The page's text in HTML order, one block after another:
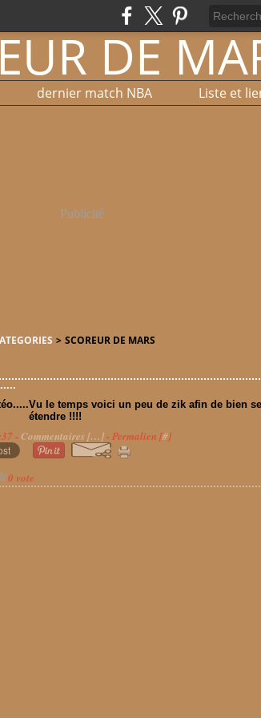
dernier match NBA
Publicité
> SCOREUR DE MARS
Vu le temps voici un peu de zik afin de bien
étendre !!!!
- Commentaires […]- Permalien [#]
0 vote